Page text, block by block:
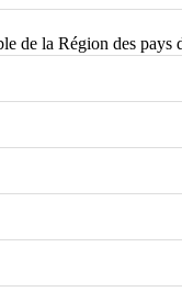
de la Région des pays